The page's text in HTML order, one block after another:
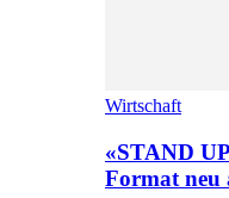
Wirtschaft
«STAND
Format neu